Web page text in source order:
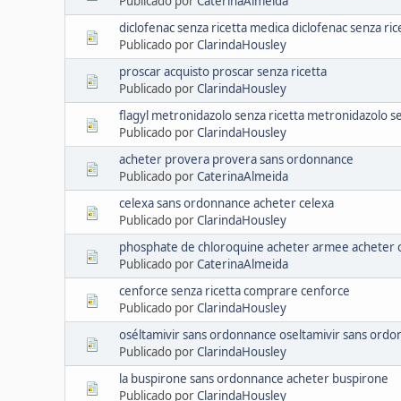
diclofenac senza ricetta medica diclofenac senza
Publicado porClarindaHousley
proscar acquisto proscar senza ricetta
Publicado porClarindaHousley
flagyl metronidazolo senza ricetta metronidazolo
Publicado porClarindaHousley
acheter provera provera sans ordonnance
Publicado porCaterinaAlmeida
celexa sans ordonnance acheter celexa
Publicado porClarindaHousley
phosphate de chloroquine acheter armee acheter
Publicado porCaterinaAlmeida
cenforce senza ricetta comprare cenforce
Publicado porClarindaHousley
oséltamivir sans ordonnance oseltamivir sans
Publicado porClarindaHousley
la buspirone sans ordonnance acheter buspirone
Publicado porClarindaHousley